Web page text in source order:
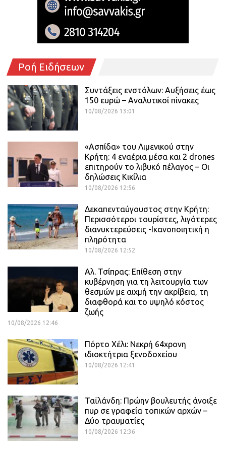
Ροή Ειδήσεων
Συντάξεις ενστόλων: Αυξήσεις έως
150 ευρώ – Αναλυτικοί πίνακες
10/08/2026 13:01
«Ασπίδα» του Λιμενικού στην
Κρήτη: 4 εναέρια μέσα και 2 drones
επιτηρούν το λιβυκό πέλαγος – Οι
δηλώσεις Κικίλια
10/08/2026 12:56
Δεκαπενταύγουστος στην Κρήτη:
Περισσότεροι τουρίστες, λιγότερες
διανυκτερεύσεις -Ικανοποιητική η
πληρότητα
10/08/2026 12:52
Αλ. Τσίπρας: Επίθεση στην
κυβέρνηση για τη λειτουργία των
θεσμών με αιχμή την ακρίβεια, τη
διαφθορά και το υψηλό κόστος
ζωής
10/08/2026 12:46
Πόρτο Χέλι: Νεκρή 64χρονη
ιδιοκτήτρια ξενοδοχείου
10/08/2026 12:41
Ταϊλάνδη: Πρώην βουλευτής άνοιξε
πυρ σε γραφεία τοπικών αρχών –
Δύο τραυματίες
10/08/2026 12:36